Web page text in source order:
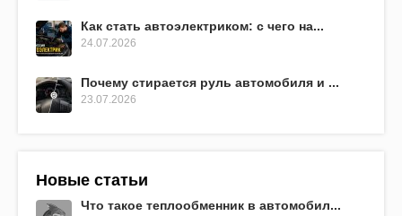
Как стать автоэлектриком: с чего на...
24.07.2026
Почему стирается руль автомобиля и ...
23.07.2026
Новые статьи
Что такое теплообменник в автомобил...